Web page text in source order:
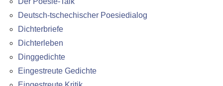
Deutsch-tschechischer Poesiedialog
Dichterbriefe
Dichterleben
Dinggedichte
Eingestreute Gedichte